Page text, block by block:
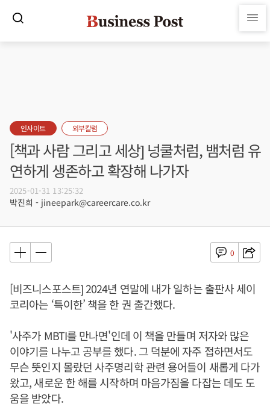
인사이트 외부칼럼
[책과 사람 그리고 세상] 넝쿨처럼, 뱀처럼 유
연하게 생존하고 확장해 나가자
2025-01-31 13:25:32
박진희 - jineepark@careercare.co.kr
0
[비즈니스포스트] 2024년 연말에 내가 일하는 출판사 세이
코리아는 ‘특이한’ 책을 한 권 출간했다.
'사주가 MBTI를 만나면'인데 이 책을 만들며 저자와 많은
이야기를 나누고 공부를 했다. 그 덕분에 자주 접하면서도
무슨 뜻인지 몰랐던 사주명리학 관련 용어들이 새롭게 다가
왔고, 새로운 한 해를 시작하며 마음가짐을 다잡는 데도 도
움을 받았다.